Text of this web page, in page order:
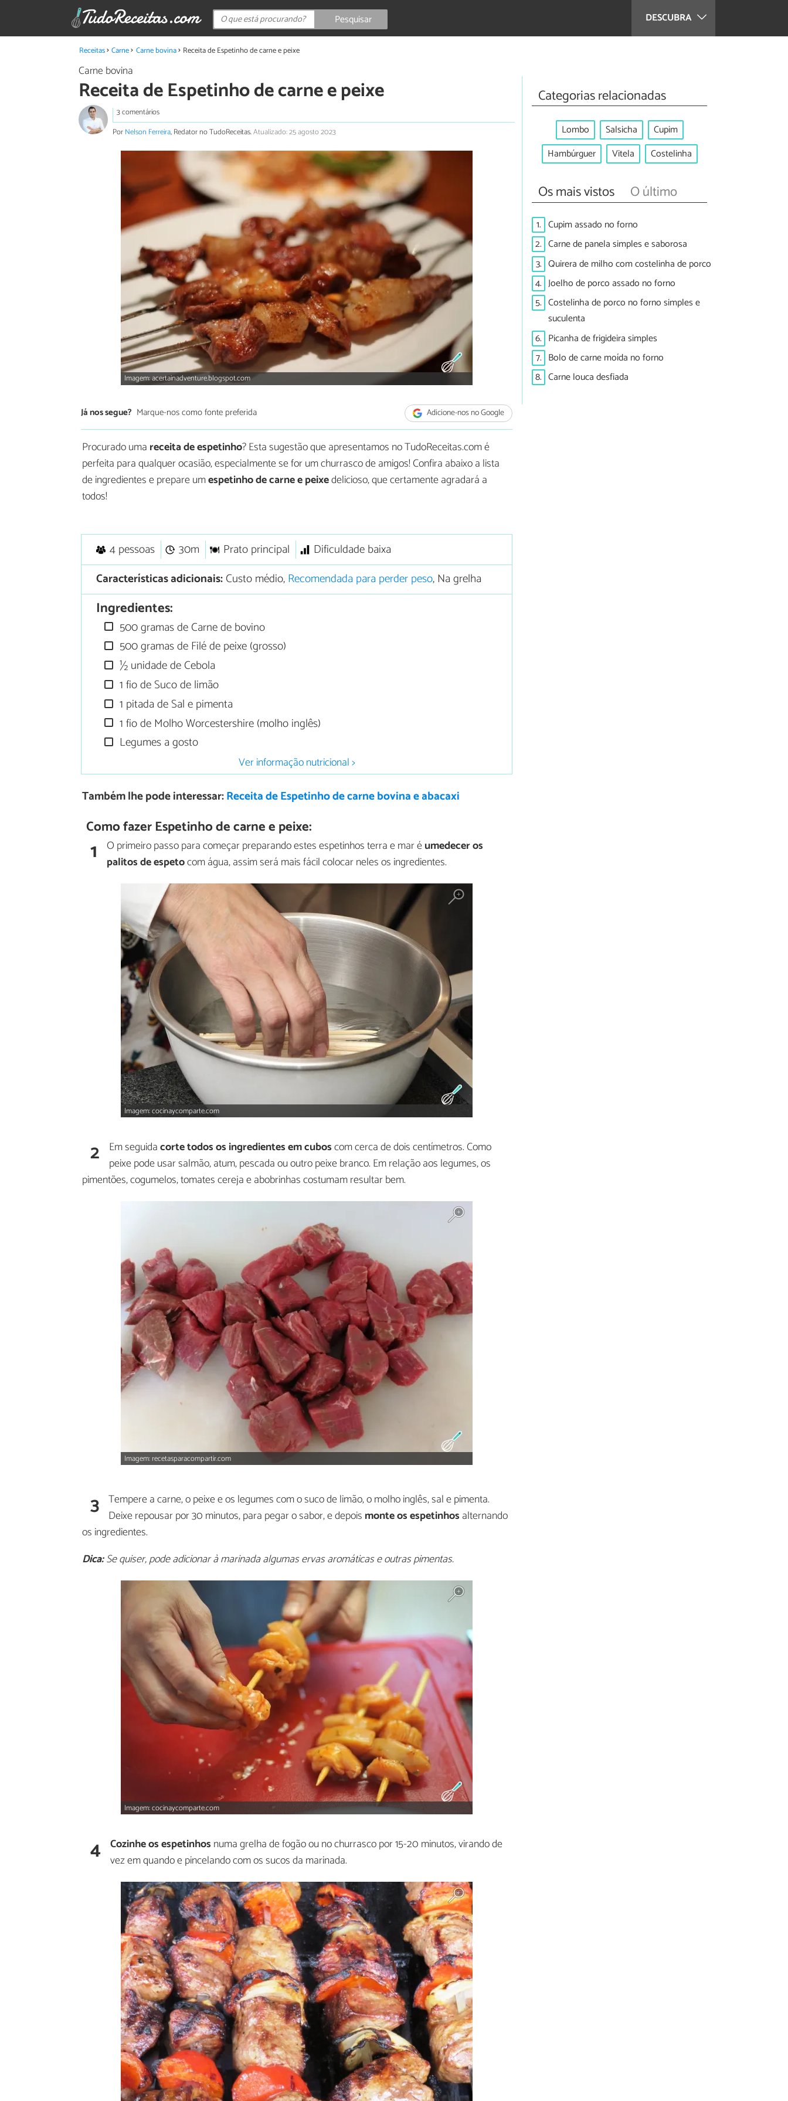
DESCUBRA
Pesquisar
Receitas Carne Carne bovina Receita de Espetinho de carne e peixe
Carne bovina
Receita de Espetinho de carne e peixe
3 comentários
PorNelson Ferreira, Redator no TudoReceitas.Atualizado: 25 agosto 2023
Imagem: acertainadventure.blogspot.com
Já nos segue? Marque-nos como fonte preferida Adicione-nos no Google
Procurado uma receita de espetinho? Esta sugestão que apresentamos no TudoReceitas.com é
perfeita para qualquer ocasião, especialmente se for um churrasco de amigos! Confira abaixo a lista
de ingredientes e prepare umespetinho de carne e peixedelicioso, que certamente agradará a
todos!
4 pessoas 30m Prato principal
Dificuldade baixa
Características adicionais:Custo médio,Recomendada para perder peso, Na grelha
Ingredientes:
500 gramas de Carne de bovino
500 gramas de Filé de peixe (grosso)
½ unidade de Cebola
1 fio de Suco de limão
1 pitada de Sal e pimenta
1 fio de Molho Worcestershire (molho inglês)
Legumes a gosto
Ver informação nutricional >
Também lhe pode interessar:Receita de Espetinho de carne bovina e abacaxi
Como fazer Espetinho de carne e peixe:
1 O primeiro passo para começar preparando estes espetinhos terra e mar éumedecer os
palitos de espetocom água, assim será mais fácil colocar neles os ingredientes.
Imagem: cocinaycomparte.com
2 Em seguidacorte todos os ingredientes em cuboscom cerca de dois centímetros. Como
peixe pode usar salmão, atum, pescada ou outro peixe branco. Em relação aos legumes, os
pimentões, cogumelos, tomates cereja e abobrinhas costumam resultar bem.
Imagem: recetasparacompartir.com
3 Tempere a carne, o peixe e os legumes com o suco de limão, o molho inglês, sal e pimenta.
Deixe repousar por 30 minutos, para pegar o sabor, e depois monte os espetinhos alternando
os ingredientes.
Dica:Se quiser, pode adicionar à marinada algumas ervas aromáticas e outras pimentas.
Imagem: cocinaycomparte.com
4 Cozinhe os espetinhos numa grelha de fogão ou no churrasco por 15-20 minutos, virando de
vez em quando e pincelando com os sucos da marinada.
Categorias relacionadas
Lombo Salsicha
Cupim
Hambúrguer
Vitela Costelinha
Os mais vistos O último
1. Cupim assado no forno
2. Carne de panela simples e saborosa
3. Quirera de milho com costelinha de porco
4. Joelho de porco assado no forno
5. Costelinha de porco no forno simples e
suculenta
6. Picanha de frigideira simples
7. Bolo de carne moída no forno
8. Carne louca desfiada